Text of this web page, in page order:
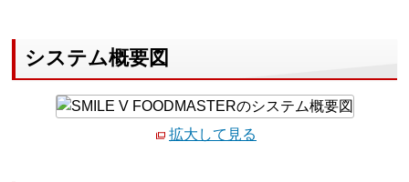
システム概要図
拡大して見る